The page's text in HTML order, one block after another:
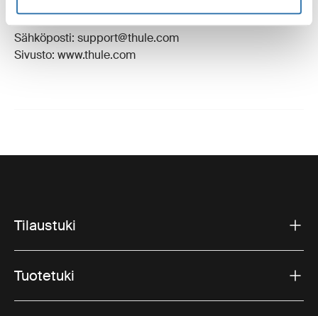
Sähköposti: support@thule.com
Sivusto: www.thule.com
Tilaustuki
Tuotetuki